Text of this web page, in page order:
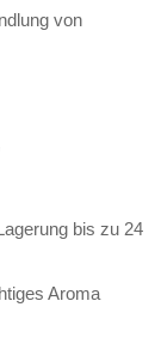
von
bis zu 24
Aroma